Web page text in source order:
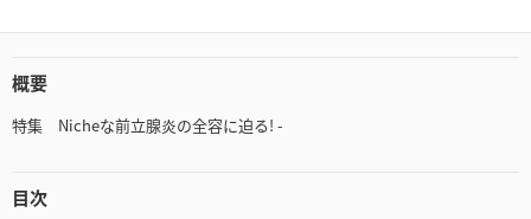
概要
特集 Nicheな前立腺炎の全容に迫る! -
目次